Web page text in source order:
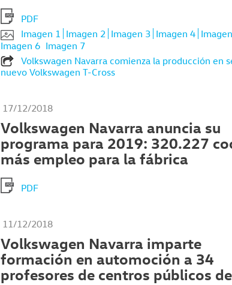
PDF
Imagen 1 Imagen 2 Imagen 3 Imagen 4
Imagen 6 Imagen 7
Volkswagen Navarra comienza la producción en
nuevo Volkswagen T-Cross
17/12/2018
Volkswagen Navarra anuncia su
programa para 2019: 320.227
más empleo para la fábrica
PDF
11/12/2018
Volkswagen Navarra imparte
formación en automoción a 34
profesores de centros públicos